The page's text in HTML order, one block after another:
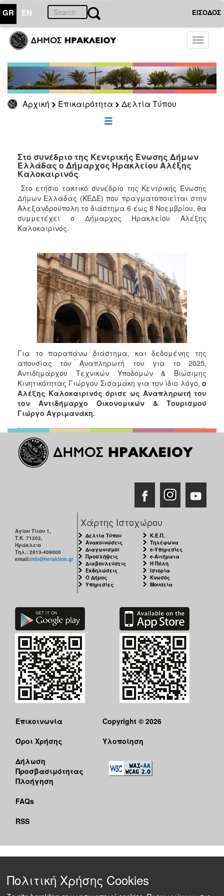
GR EN ΕΙΣΟΔΟΣ
Toggle
Αρχική Επικαιρότητα Δελτία Τύπου
ΕΠΙΚΑΙΡΟΤΗΤΑ
Τύπου
Αρχείο
ΕΠΙΣΚΕΠΤΗΣ
ΗΡΑΚΛΕΙΟ
Στο συνέδριο της Κεντρικής Ένωσης Δήμων
Ελλάδας ο Δήμαρχος Ηρακλείου Αλέξης
Καλοκαιρινός
Στο ετήσιο τακτικό συνέδριο της Κεντρικής Ένωσης
Δήμων Ελλάδας (ΚΕΔΕ) που πραγματοποιείται στην
Αλεξανδρούπολη το διάστημα 6 έως 8 Νοεμβρίου, θα
συμμετέχει ο Δήμαρχος Ηρακλείου Αλέξης
Καλοκαιρινός.
Για το παραπάνω διάστημα, και δεδομένης της
απουσίας του Αναπληρωτή του για το 2025,
Αντιδημάρχου Τεχνικών Υποδομών & Βιώσιμης
Κινητικότητας Γιώργου Σισαμάκη για τον ίδιο λόγο, ο
Αλέξης Καλοκαιρινός όρισε ως Αναπληρωτή του
τον Αντιδήμαρχο Οικονομικών & Τουρισμού
Γιώργο Αγριμανάκη.
Αγίου Τίτου 1,
Τ.Κ. 71202,
Ηράκλειο
Τηλ.: 2813-409000
email:info@heraklion.gr
Χάρτης Ιστοχώρου
Δελτία Τύπου
Ανακοινώσεις
Διαγωνισμοί
Προσλήψεις
Διαβουλεύσεις
Εκδηλώσεις
Ο Δήμος
Υπηρεσίες
Κ.Ε.Π.
Τηλέφωνα
e-Υπηρεσίες
e-Αιτήματα
Η Πόλη
Ιστορία
Κνωσός
Μουσεία
Επικοινωνία
Όροι Χρήσης
Δήλωση
Προσβασιμότητας
Πλοήγηση
FAQs
RSS
Copyright © 2026
Υλοποίηση
Πολιτική Χρήσης Cookies